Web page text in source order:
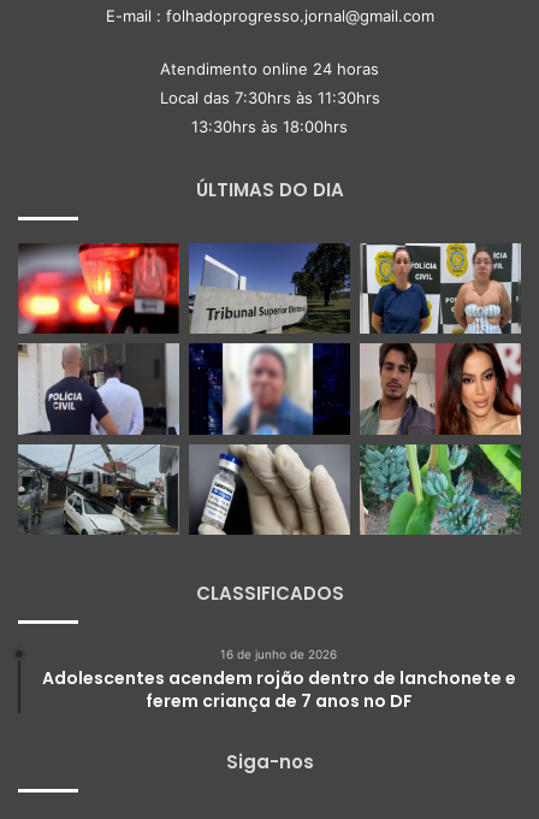
E-mail : folhadoprogresso.jornal@gmail.com
Atendimento online 24 horas
Local das 7:30hrs às 11:30hrs
13:30hrs às 18:00hrs
ÚLTIMAS DO DIA
CLASSIFICADOS
16 de junho de 2026
Adolescentes acendem rojão dentro de lanchonete e
ferem criança de 7 anos no DF
Siga-nos